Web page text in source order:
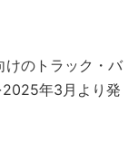
のトラック・バ
年3月より発